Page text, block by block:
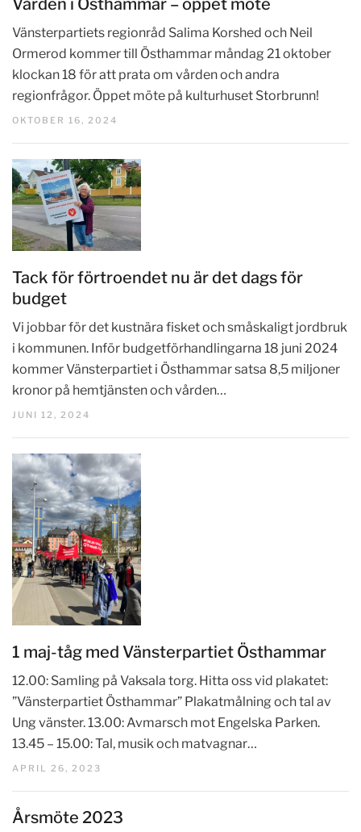
Vården i Östhammar – öppet möte
Vänsterpartiets regionråd Salima Korshed och Neil
Ormerod kommer till Östhammar måndag 21 oktober
klockan 18 för att prata om vården och andra
regionfrågor. Öppet möte på kulturhuset Storbrunn!
OKTOBER 16, 2024
Tack för förtroendet nu är det dags för
budget
Vi jobbar för det kustnära fisket och småskaligt jordbruk
i kommunen. Inför budgetförhandlingarna 18 juni 2024
kommer Vänsterpartiet i Östhammar satsa 8,5 miljoner
kronor på hemtjänsten och vården…
JUNI 12, 2024
1 maj-tåg med Vänsterpartiet Östhammar
12.00: Samling på Vaksala torg. Hitta oss vid plakatet:
”Vänsterpartiet Östhammar” Plakatmålning och tal av
Ung vänster. 13.00: Avmarsch mot Engelska Parken.
13.45 – 15.00: Tal, musik och matvagnar…
APRIL 26, 2023
Årsmöte 2023